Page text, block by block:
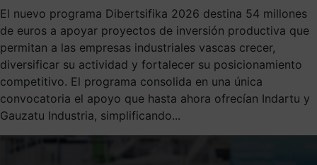
El nuevo programa Dibertsifika 2026 destina 54 millones
de euros a apoyar proyectos de inversión productiva que
permitan a las empresas industriales vascas crecer,
diversificar su actividad y fortalecer su posicionamiento
competitivo. El programa consolida en una única
convocatoria el apoyo que hasta ahora ofrecían Indartu y
Gauzatu Industria, simplificando...